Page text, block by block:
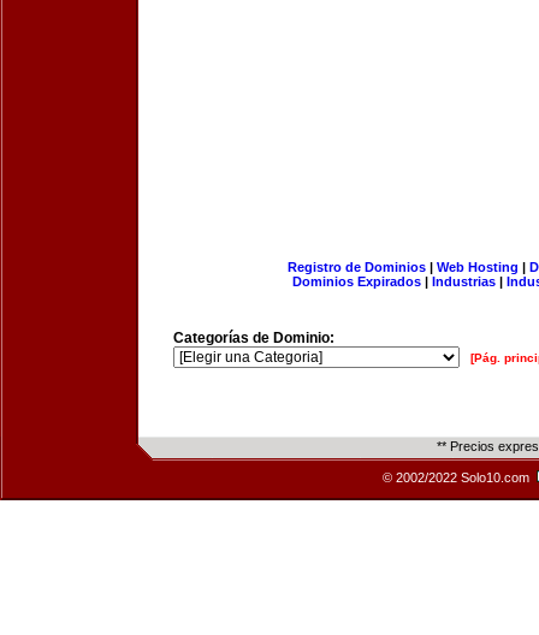
Registro de Dominios| Web Hosting |
Dominios Expirados | Industrias |
Categorías de Dominio:
[Pág.
** Precios
© 2002/2022 Solo10.com